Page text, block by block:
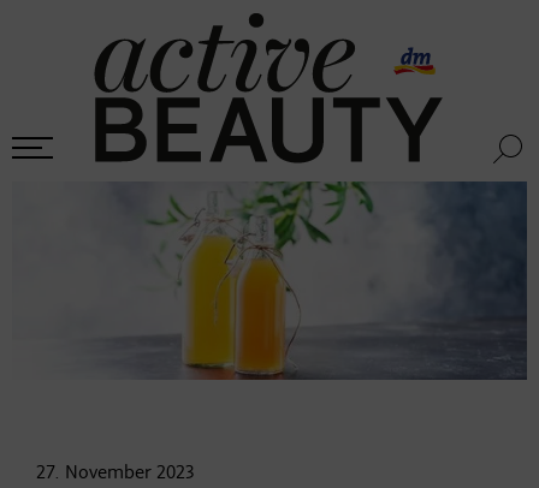
27. November 2023